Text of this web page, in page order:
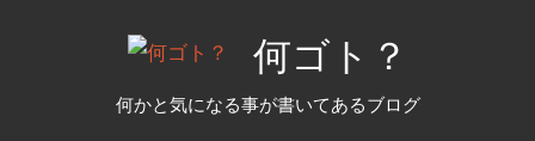
何ゴト？
何かと気になる事が書いてあるブログ